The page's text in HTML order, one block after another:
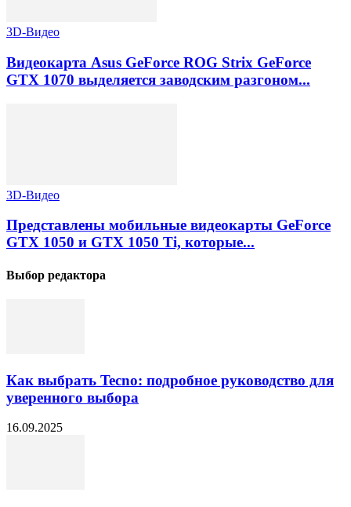
3D-Видео
Видеокарта Asus GeForce ROG Strix GeForce
GTX 1070 выделяется заводским разгоном...
3D-Видео
Представлены мобильные видеокарты GeForce
GTX 1050 и GTX 1050 Ti, которые...
Выбор редактора
Как выбрать Tecno: подробное руководство для
уверенного выбора
16.09.2025